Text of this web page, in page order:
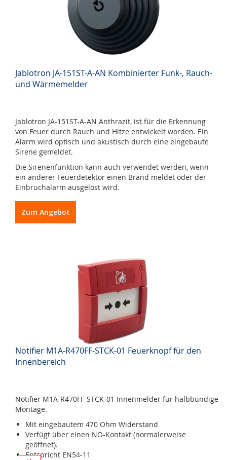
Jablotron JA-151ST-A-AN Kombinierter Funk-, Rauch-
und Wärmemelder
Jablotron JA-151ST-A-AN Anthrazit, ist für die Erkennung
von Feuer durch Rauch und Hitze entwickelt worden. Ein
Alarm wird optisch und akustisch durch eine eingebaute
Sirene gemeldet.
Die Sirenenfunktion kann auch verwendet werden, wenn
ein anderer Feuerdetektor einen Brand meldet oder der
Einbruchalarm ausgelöst wird.
Zum Angebot
Notifier M1A-R470FF-STCK-01 Feuerknopf für den
Innenbereich
Notifier M1A-R470FF-STCK-01 Innenmelder für halbbündige
Montage.
Mit eingebautem 470 Ohm Widerstand
Verfügt über einen NO-Kontakt (normalerweise
geöffnet).
Entspricht EN54-11